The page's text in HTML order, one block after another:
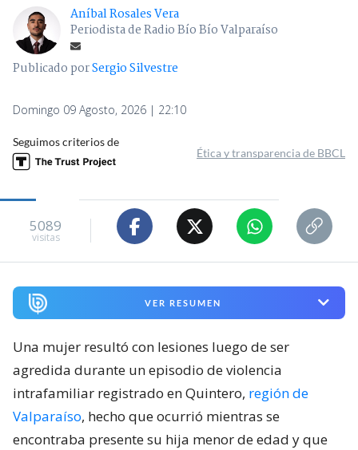
Aníbal Rosales Vera
Periodista de Radio Bío Bío Valparaíso
Publicado porSergio Silvestre
Domingo 09 Agosto, 2026 | 22:10
Seguimos criterios de
Ética y transparencia de BBCL
5089
visitas
VER RESUMEN
Una mujer resultó con lesiones luego de ser
agredida durante un episodio de violencia
intrafamiliar registrado en Quintero, región de
Valparaíso, hecho que ocurrió mientras se
encontraba presente su hija menor de edad y que